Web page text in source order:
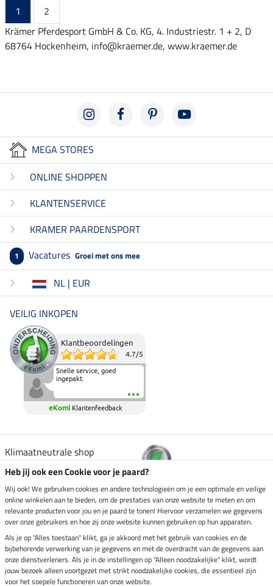
1
2
Krämer Pferdesport GmbH & Co. KG, 4. Industriestr. 1 + 2, D
68764 Hockenheim, info@kraemer.de, www.kraemer.de
MEGA STORES
ONLINE SHOPPEN
KLANTENSERVICE
KRAMER PAARDENSPORT
1 Vacatures Groei met ons mee
NL | EUR
VEILIG INKOPEN
Klantbeoordelingen
4.7/5
Snelle service, goed
ingepakt.
eKomi Klantenfeedback
Klimaatneutrale shop
Verzending per
Veilig betalen met
Impressum
Heb jij ook een Cookie voor je paard?
Wij ook! We gebruiken cookies en andere technologieën om je een optimale en veilige
online winkelen aan te bieden, om de prestaties van onze website te meten en om
relevante producten voor jou en je paard te tonen! Hiervoor verzamelen we gegevens
over onze gebruikers en hoe zij onze website kunnen gebruiken op hun apparaten.
Als je op "Alles toestaan" klikt, ga je akkoord met het gebruik van cookies en de
bijbehorende verwerking van je gegevens en met de overdracht van de gegevens aan
onze dienstverleners. Als je in de instellingen op "Alleen noodzakelijke" klikt, wordt
jouw bezoek alleen voortgezet met strikt noodzakelijke cookies, die essentieel zijn
voor het soepele functioneren van onze website.